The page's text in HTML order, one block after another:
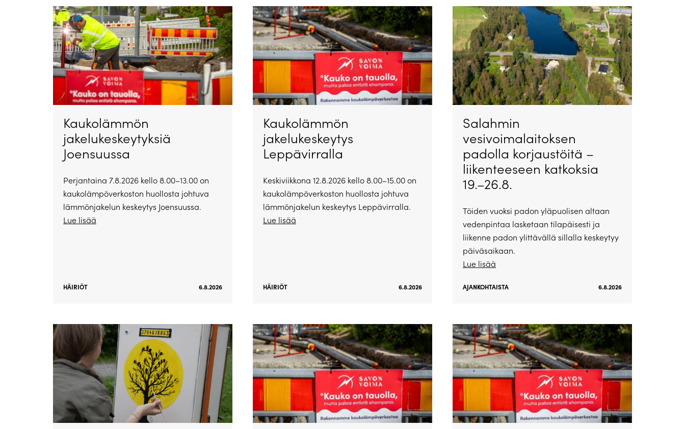
Kaukolämmön
jakelukeskeytyksiä
Joensuussa
Perjantaina 7.8.2026 kello 8.00–13.00 on
kaukolämpöverkoston huollosta johtuva
lämmönjakelun keskeytys Joensuussa.
Lue lisää
HÄIRIÖT 6.8.2026
Kaukolämmön
jakelukeskeytys
Leppävirralla
Keskiviikkona 12.8.2026 kello 8.00–15.00 on
kaukolämpöverkoston huollosta johtuva
lämmönjakelun keskeytys Leppävirralla.
Lue lisää
HÄIRIÖT 6.8.2026
Salahmin
vesivoimalaitoksen
padolla korjaustöitä –
liikenteeseen katkoksia
19.–26.8.
Töiden vuoksi padon yläpuolisen altaan
vedenpintaa lasketaan tilapäisesti ja
liikenne padon ylittävällä sillalla keskeytyy
päiväsaikaan.
Lue lisää
AJANKOHTAISTA 6.8.2026